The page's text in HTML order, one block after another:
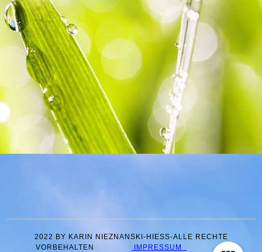
2022 BY KARIN NIEZNANSKI-HIESS-ALLE RECHTE V
ORBEHALTEN
IMPRESSUM